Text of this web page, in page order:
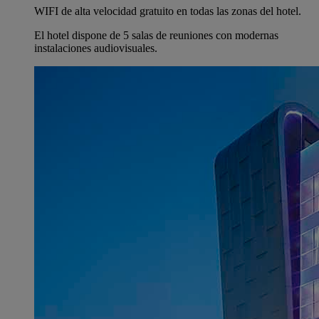
WIFI de alta velocidad gratuito en todas las zonas del hotel.
El hotel dispone de 5 salas de reuniones con modernas
instalaciones audiovisuales.